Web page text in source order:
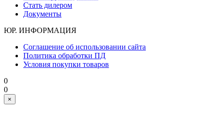
Стать дилером
Документы
ЮР. ИНФОРМАЦИЯ
Соглашение об использовании сайта
Политика обработки ПД
Условия покупки товаров
0
0
×